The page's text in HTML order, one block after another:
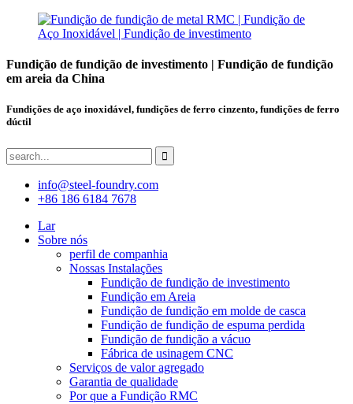
Fundição de fundição de investimento | Fundição de fundição
em areia da China
Fundições de aço inoxidável, fundições de ferro cinzento, fundições de ferro
dúctil
info@steel-foundry.com
+86 186 6184 7678
Lar
Sobre nós
perfil de companhia
Nossas Instalações
Fundição de fundição de investimento
Fundição em Areia
Fundição de fundição em molde de casca
Fundição de fundição de espuma perdida
Fundição de fundição a vácuo
Fábrica de usinagem CNC
Serviços de valor agregado
Garantia de qualidade
Por que a Fundição RMC